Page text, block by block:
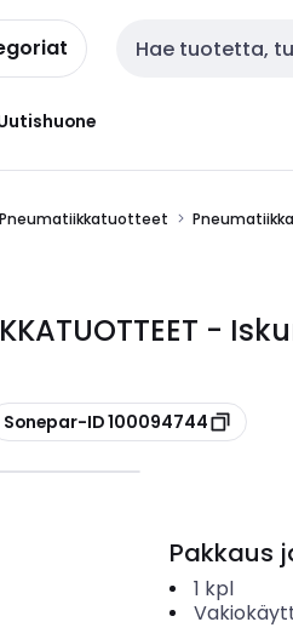
Haku
Pneumatiikkatuotteet Pneumatiikka
-
Sonepar-ID 100094744
Pakkaus
1 kpl